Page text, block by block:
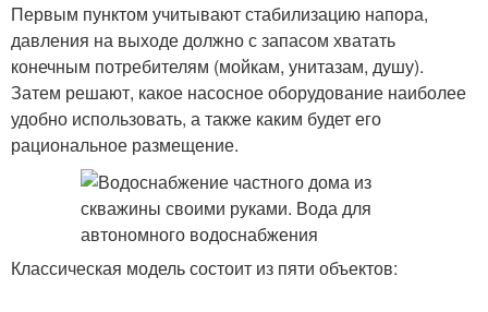
Первым пунктом учитывают стабилизацию напора,
давления на выходе должно с запасом хватать
конечным потребителям (мойкам, унитазам, душу).
Затем решают, какое насосное оборудование наиболее
удобно использовать, а также каким будет его
рациональное размещение.
Классическая модель состоит из пяти объектов: